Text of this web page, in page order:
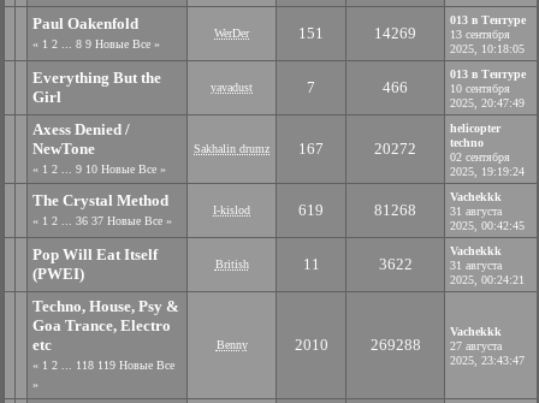
Paul Oakenfold
« 1 2 8 9 Новые Все »
WerDer 151 14269
013 в Тентуре
13 сентября
2025, 10:18:05
Everything But the
Girl
yavadust 7 466
013 в Тентуре
10 сентября
2025, 20:47:49
Axess Denied /
NewTone
« 1 2 9 10 Новые Все »
Sakhalin drumz 167 20272
helicopter
techno
02 сентября
2025, 19:19:24
The Crystal Method
« 1 2 36 37 Новые Все »
I-kislod 619 81268
Vachekkk
31 августа
2025, 00:42:45
Pop Will Eat Itself
(PWEI)
British 11 3622
Vachekkk
31 августа
2025, 00:24:21
Techno, House, Psy &
Goa Trance, Electro
etc
« 1 2 118 119 Новые Все
»
Benny 2010 269288
Vachekkk
27 августа
2025, 23:43:47